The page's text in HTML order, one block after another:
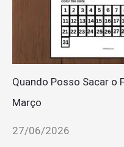
Quando Posso Sacar o
Março
27/06/2026